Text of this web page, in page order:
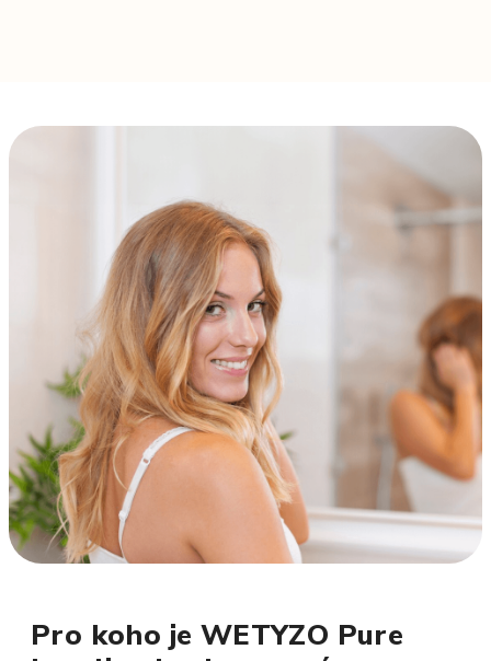
Pro koho je WETYZO Pure